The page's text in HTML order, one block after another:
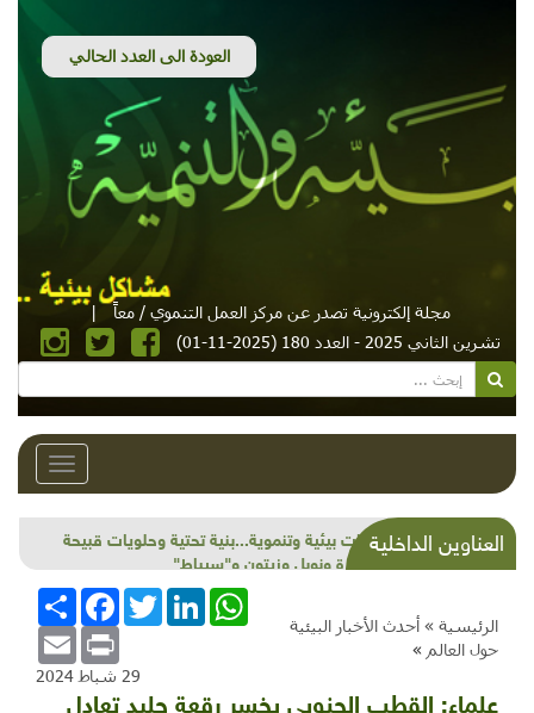
مجلة إلكترونية تصدر عن مركز العمل التنموي / معاً
|
تشرين الثاني 2025 - العدد 180 (2025-11-01)
Toggle
العناوين الداخليةشذرات بيئية وتنموية...بنية تحتية وحلويات قبيحة
وحاكورة ونوبل وزيتون و"سيباط"
الرئيسية » أحدث الأخبار البيئية
حول العالم »
انشر
FacebookTwitterLinkedInWhatsApp
Email Print
29 شباط 2024
علماء: القطب الجنوبي يخسر رقعة جليد تعادل